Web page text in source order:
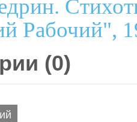
Рабочий",
(0)